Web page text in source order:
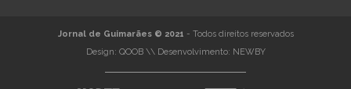
Jornal de Guimarães © 2021 - Todos direitos reservados
Design: QOOB\\ Desenvolvimento: NEWBY